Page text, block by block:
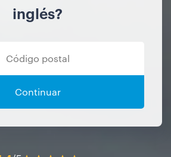
inglés?
Continuar